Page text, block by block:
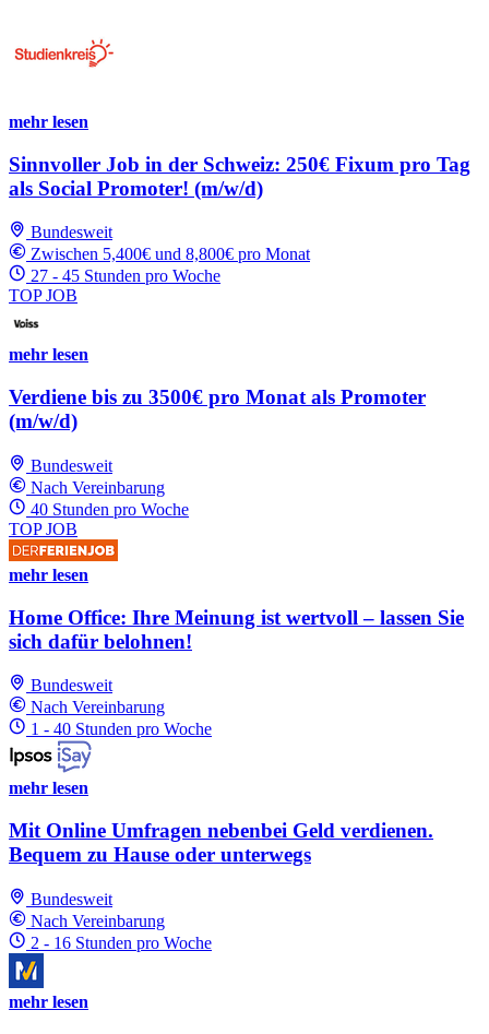
mehr lesen
Sinnvoller Job in der Schweiz: 250€ Fixum pro Tag
als Social Promoter! (m/w/d)
Bundesweit
Zwischen 5,400€ und 8,800€ pro Monat
27 - 45 Stunden pro Woche
TOP JOB
mehr lesen
Verdiene bis zu 3500€ pro Monat als Promoter
(m/w/d)
Bundesweit
Nach Vereinbarung
40 Stunden pro Woche
TOP JOB
mehr lesen
Home Office: Ihre Meinung ist wertvoll – lassen Sie
sich dafür belohnen!
Bundesweit
Nach Vereinbarung
1 - 40 Stunden pro Woche
mehr lesen
Mit Online Umfragen nebenbei Geld verdienen.
Bequem zu Hause oder unterwegs
Bundesweit
Nach Vereinbarung
2 - 16 Stunden pro Woche
mehr lesen